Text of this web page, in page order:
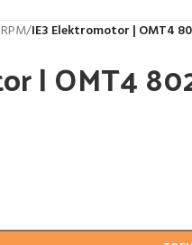
/IE3 Elektromotor | OMT4
| OMT4